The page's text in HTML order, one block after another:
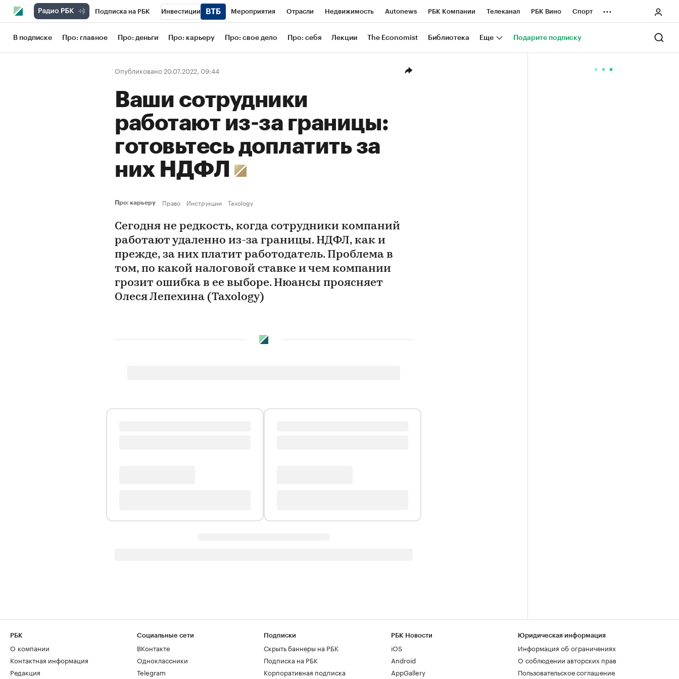
Подписка на РБК Инвестиции Мероприятия Отрасли Недвижимость Autonews РБК Компании Телеканал РБК Вино Спорт
Школа управления РБК РБК Образование РБК Life Тренды Визионеры Национальные проекты Город
Рынок наличной валюты
...
В подписке Про: главное Про: деньги Про: карьеру Про: свое дело Про: себя Лекции The Economist Библиотека Еще Подарите подписку
Опубликовано 20.07.2022, 09:44
Ваши сотрудники
работают из-за границы:
готовьтесь доплатить за
них НДФЛ
Про: карьеру Право Инструкции Taxology
Сегодня не редкость, когда сотрудники компаний
работают удаленно из-за границы. НДФЛ, как и
прежде, за них платит работодатель. Проблема в
том, по какой налоговой ставке и чем компании
грозит ошибка в ее выборе. Нюансы проясняет
Олеся Лепехина (Taxology)
РБК
О компании
Контактная информация
Редакция
Социальные сети
ВКонтакте
Одноклассники
Telegram
Подписки
Скрыть баннеры на РБК
Подписка на РБК
Корпоративная подписка
РБК Новости
iOS
Android
AppGallery
Юридическая информация
Информация об ограничениях
О соблюдении авторских прав
Пользовательское соглашение